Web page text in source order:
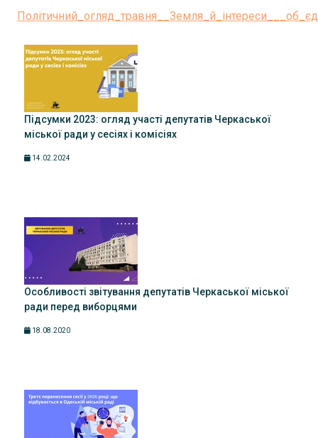
Підсумки 2023: огляд участі депутатів Черкаської
міської ради у сесіях і комісіях
14.02.2024
Особливості звітування депутатів Черкаської міської
ради перед виборцями
18.08.2020